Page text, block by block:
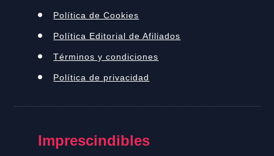
Política de Cookies
Política Editorial de Afiliados
Términos y condiciones
Política de privacidad
Imprescindibles